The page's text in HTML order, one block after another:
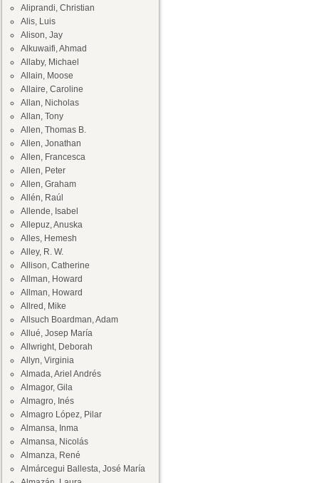
Aliprandi, Christian
Alis, Luis
Alison, Jay
Alkuwaifi, Ahmad
Allaby, Michael
Allain, Moose
Allaire, Caroline
Allan, Nicholas
Allan, Tony
Allen, Thomas B.
Allen, Jonathan
Allen, Francesca
Allen, Peter
Allen, Graham
Allén, Raúl
Allende, Isabel
Allepuz, Anuska
Alles, Hemesh
Alley, R. W.
Allison, Catherine
Allman, Howard
Allman, Howard
Allred, Mike
Allsuch Boardman, Adam
Allué, Josep María
Allwright, Deborah
Allyn, Virginia
Almada, Ariel Andrés
Almagor, Gila
Almagro, Inés
Almagro López, Pilar
Almansa, Inma
Almansa, Nicolás
Almanza, René
Almárcegui Ballesta, José María